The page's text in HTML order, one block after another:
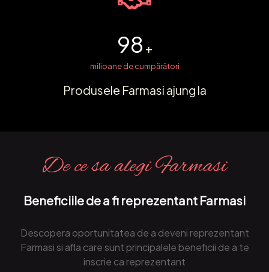
98 +
milioane de cumpărători
Produsele Farmasi ajung la
De ce sa alegi Farmasi
Beneficiile de a fi reprezentant Farmasi
Descopera oportunitatea de a deveni reprezentant
Farmasi si afla care sunt principalele beneficii de a te
inscrie ca reprezentant